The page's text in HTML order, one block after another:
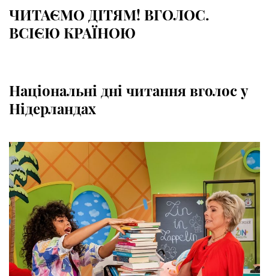
ЧИТАЄМО ДІТЯМ! ВГОЛОС.
ВСІЄЮ КРАЇНОЮ
Національні дні читання вголос у
Нідерландах